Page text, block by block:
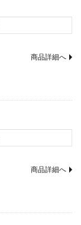
商品詳細へ
商品詳細へ